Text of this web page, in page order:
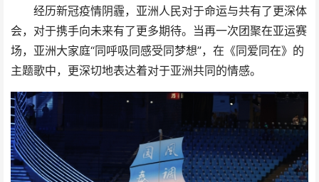
经历新冠疫情阴霾，亚洲人民对于命运与共有了更深体
会，对于携手向未来有了更多期待。当再一次团聚在亚运赛
场，亚洲大家庭“同呼吸同感受同梦想”，在《同爱同在》的
主题歌中，更深切地表达着对于亚洲共同的情感。